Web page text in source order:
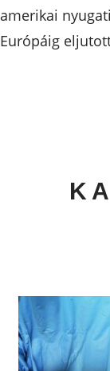
amerikai
Európáig